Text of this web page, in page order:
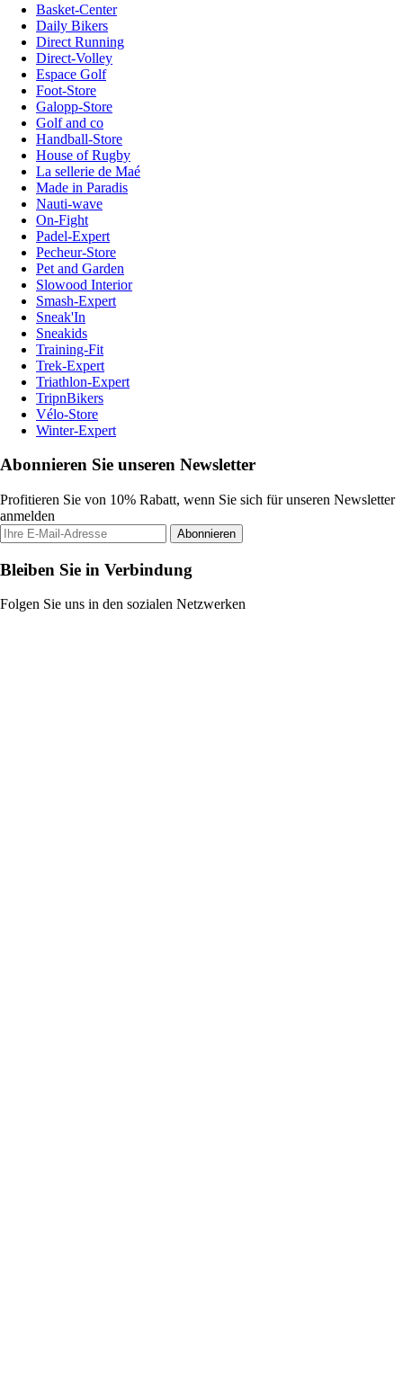
Basket-Center
Daily Bikers
Direct Running
Direct-Volley
Espace Golf
Foot-Store
Galopp-Store
Golf and co
Handball-Store
House of Rugby
La sellerie de Maé
Made in Paradis
Nauti-wave
On-Fight
Padel-Expert
Pecheur-Store
Pet and Garden
Slowood Interior
Smash-Expert
Sneak'In
Sneakids
Training-Fit
Trek-Expert
Triathlon-Expert
TripnBikers
Vélo-Store
Winter-Expert
Abonnieren Sie unseren Newsletter
Profitieren Sie von 10% Rabatt, wenn Sie sich für unseren Newsletter
anmelden
Abonnieren
Bleiben Sie in Verbindung
Folgen Sie uns in den sozialen Netzwerken